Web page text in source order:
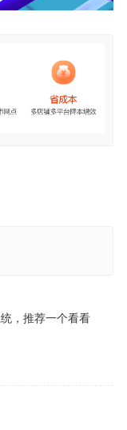
，推荐一个看看